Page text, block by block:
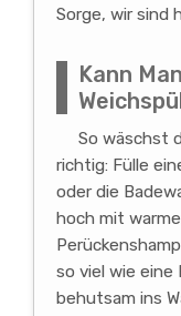
Sorge, wir sind
Kann
So wäschst
richtig: Fülle
oder die
hoch mit
so viel wie eine
behutsam ins